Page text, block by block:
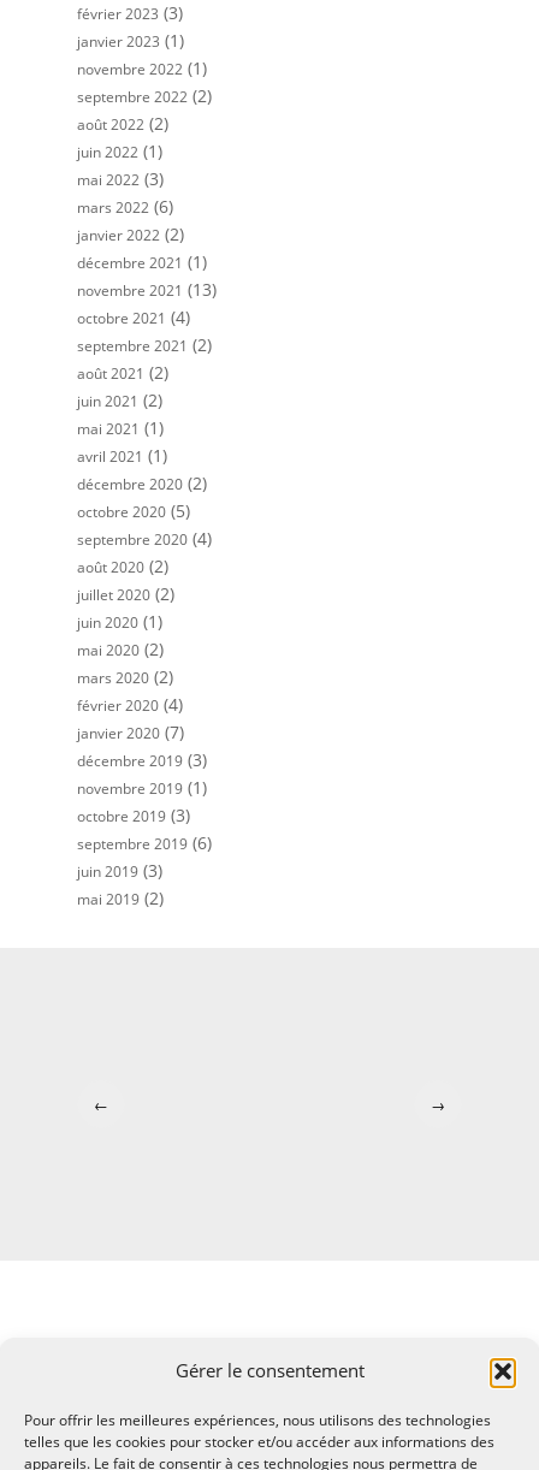
Gérer le consentement
Pour offrir les meilleures expériences, nous utilisons des technologies
telles que les cookies pour stocker et/ou accéder aux informations des
appareils. Le fait de consentir à ces technologies nous permettra de
février 2023 (3)
janvier 2023 (1)
novembre 2022 (1)
septembre 2022 (2)
août 2022 (2)
juin 2022 (1)
mai 2022 (3)
mars 2022 (6)
janvier 2022 (2)
décembre 2021 (1)
novembre 2021 (13)
octobre 2021 (4)
septembre 2021 (2)
août 2021 (2)
juin 2021 (2)
mai 2021 (1)
avril 2021 (1)
décembre 2020 (2)
octobre 2020 (5)
septembre 2020 (4)
août 2020 (2)
juillet 2020 (2)
juin 2020 (1)
mai 2020 (2)
mars 2020 (2)
février 2020 (4)
janvier 2020 (7)
décembre 2019 (3)
novembre 2019 (1)
octobre 2019 (3)
septembre 2019 (6)
juin 2019 (3)
mai 2019 (2)
← →